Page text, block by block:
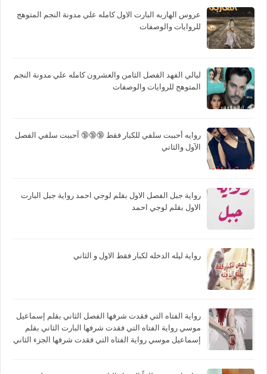
عروس الهاربه البارت الاول كامله علي مدونة النجم المتوهج
للروايات والوصفات
ليالي الفهد الفصل الثامن والعشرون كامله علي مدونة النجم
المتوهج للروايات والوصفات
روايه أحببت سلفي للكبار فقط 🔞🔞🔞 آحببت سلفي الفصل
الآول والثاني
رواية جبل الفصل الاول بقلم لوجي احمد رواية جبل البارت
الاول بقلم لوجي احمد
رواية ليله الدخله لكبار فقط الاول و الثاني
رواية الفتاه التي فقدت شرفها الفصل الثاني بقلم إسماعيل
موسي رواية الفتاه التي فقدت شرفها البارت الثاني بقلم
إسماعيل موسي رواية الفتاه التي فقدت شرفها الجزء الثاني